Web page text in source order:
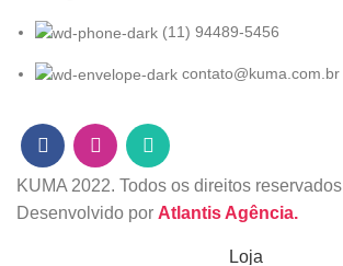
(11) 94489-5456
contato@kuma.com.br
KUMA 2022. Todos os direitos reservados
Desenvolvido por Atlantis Agência.
Loja